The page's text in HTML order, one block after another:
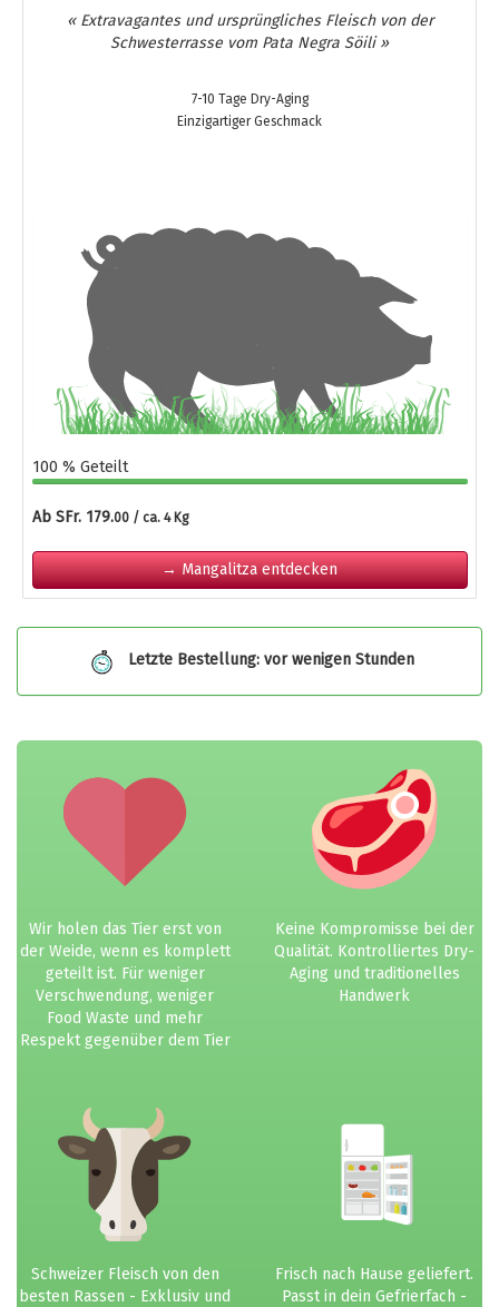
« Extravagantes und ursprüngliches Fleisch von der
Schwesterrasse vom Pata Negra Söili »
7-10 Tage Dry-Aging
Einzigartiger Geschmack
100 % Geteilt
Ab SFr. 179.00 / ca. 4 Kg
→ Mangalitza entdecken
Letzte Bestellung: vor wenigen Stunden
Wir holen das Tier erst von
der Weide, wenn es komplett
geteilt ist. Für weniger
Verschwendung, weniger
Food Waste und mehr
Respekt gegenüber dem Tier
Keine Kompromisse bei der
Qualität. Kontrolliertes Dry-
Aging und traditionelles
Handwerk
Schweizer Fleisch von den
besten Rassen - Exklusiv und
Frisch nach Hause geliefert.
Passt in dein Gefrierfach -